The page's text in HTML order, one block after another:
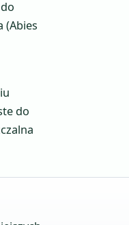
(Abies
do